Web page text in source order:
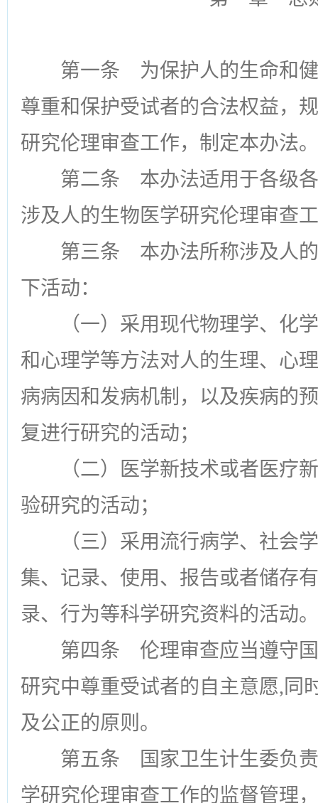
第一条 为保护人的生命和
尊重和保护受试者的合法权益，
研究伦理审查工作，制定本办法
第二条 本办法适用于各级
涉及人的生物医学研究伦理审查
第三条 本办法所称涉及人
下活动：
（一）采用现代物理学、化
和心理学等方法对人的生理、心
病病因和发病机制，以及疾病的
复进行研究的活动；
（二）医学新技术或者医疗
验研究的活动；
（三）采用流行病学、社会
集、记录、使用、报告或者储存
录、行为等科学研究资料的活动
第四条 伦理审查应当遵守
研究中尊重受试者的自主意愿,同
及公正的原则。
第五条 国家卫生计生委负
学研究伦理审查工作的监督管理